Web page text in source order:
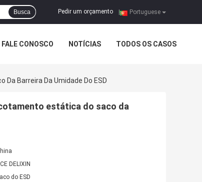
Portuguese
Pedir um orçamento |
Busca
FALE CONOSCO NOTÍCIAS TODOS OS CASOS
Barreira Da Umidade Do ESD
estática do saco da
DELIXIN
do ESD